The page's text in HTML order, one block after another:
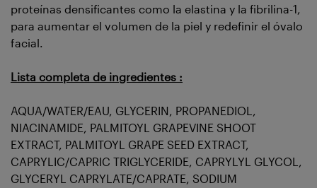
proteínas densificantes como la elastina y la fibrilina-1,
para aumentar el volumen de la piel y redefinir el óvalo
facial.
Lista completa de ingredientes :
AQUA/WATER/EAU, GLYCERIN, PROPANEDIOL,
NIACINAMIDE, PALMITOYL GRAPEVINE SHOOT
EXTRACT, PALMITOYL GRAPE SEED EXTRACT,
CAPRYLIC/CAPRIC TRIGLYCERIDE, CAPRYLYL GLYCOL,
GLYCERYL CAPRYLATE/CAPRATE, SODIUM